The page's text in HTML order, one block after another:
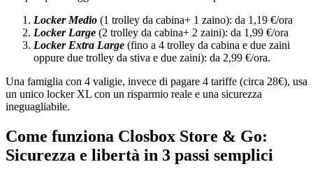
Locker Medio (1 trolley da cabina+ 1 zaino): da 1,19 €/ora
Locker Large (2 trolley da cabina+ 2 zaini): da 1,99 €/ora
Locker Extra Large (fino a 4 trolley da cabina e due zaini
oppure due trolley da stiva e due zaini): da 2,99 €/ora.
Una famiglia con 4 valigie, invece di pagare 4 tariffe (circa 28€), usa
un unico locker XL con un risparmio reale e una sicurezza
ineguagliabile.
Come funziona Closbox Store & Go:
Sicurezza e libertà in 3 passi semplici